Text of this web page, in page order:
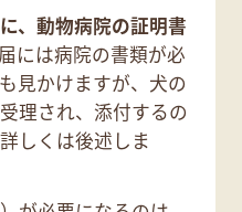
、動物病院の証明書
届には病院の書類が必
見かけますが、犬の
理され、添付するの
しくは後述しま